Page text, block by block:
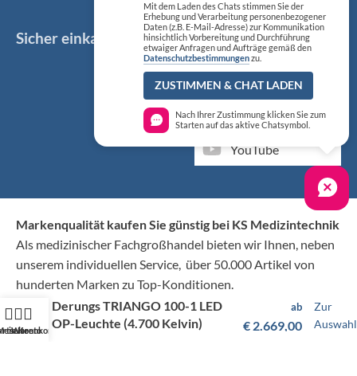
Sicher einkaufen Social Media
Facebook
Instagram
YouTube
Markenqualität kaufen Sie günstig bei KS Medizintechnik
Als medizinischer Fachgroßhandel bieten wir Ihnen, neben
unserem individuellen Service, über 50.000 Artikel von
hunderten Marken zu Top-Konditionen.
Konto
Warenkorb
Derungs TRIANGO 100-1 LED
OP-Leuchte (4.700 Kelvin)
ab
€ 2.669,00
Zur
Auswahl
Mit dem Laden des Chats stimmen Sie der
Erhebung und Verarbeitung personenbezogener
Daten (z.B. E-Mail-Adresse) zur Kommunikation
hinsichtlich Vorbereitung und Durchführung
etwaiger Anfragen und Aufträge gemäß den
Datenschutzbestimmungenzu.
ZUSTIMMEN & CHAT LADEN
Nach Ihrer Zustimmung klicken Sie zum
Starten auf das aktive Chatsymbol.